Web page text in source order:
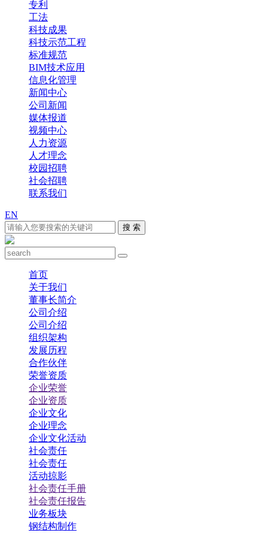
专利
工法
科技成果
科技示范工程
标准规范
BIM技术应用
信息化管理
新闻中心
公司新闻
媒体报道
视频中心
人力资源
人才理念
校园招聘
社会招聘
联系我们
EN
搜 索
首页
关于我们
董事长简介
公司介绍
公司介绍
组织架构
发展历程
合作伙伴
荣誉资质
企业荣誉
企业资质
企业文化
企业理念
企业文化活动
社会责任
社会责任
活动掠影
社会责任手册
社会责任报告
业务板块
钢结构制作